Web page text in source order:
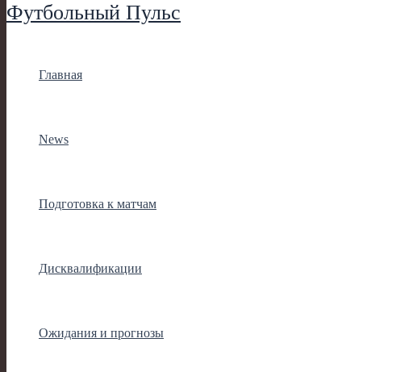
Футбольный Пульс
Главная
News
Подготовка к матчам
Дисквалификации
Ожидания и прогнозы